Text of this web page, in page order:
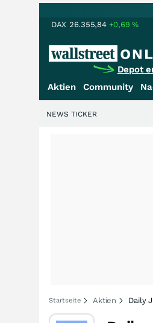
DAX 26.355,84 +0,69%
Depot
Aktien Community
NEWS TICKER
Startseite Aktien Daily